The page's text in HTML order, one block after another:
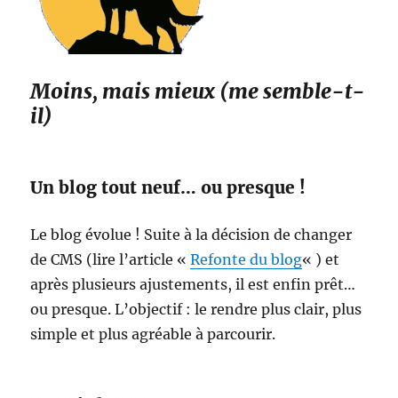
Moins, mais mieux (me semble-t-
il)
Un blog tout neuf… ou presque !
Le blog évolue ! Suite à la décision de changer
de CMS (lire l’article «Refonte du blog« ) et
après plusieurs ajustements, il est enfin prêt…
ou presque. L’objectif : le rendre plus clair, plus
simple et plus agréable à parcourir.